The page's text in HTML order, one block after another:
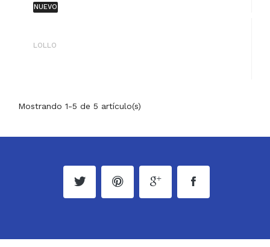
NUEVO
LOLLO
Mostrando 1-5 de 5 artículo(s)